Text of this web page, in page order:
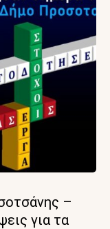
–
για τα